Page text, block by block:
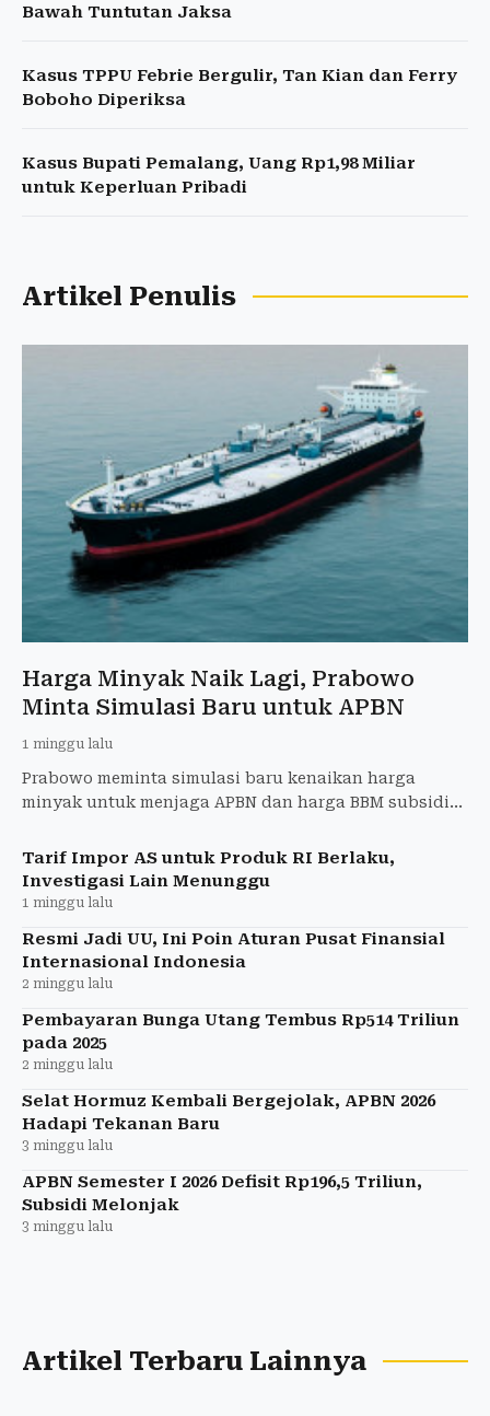
Bawah Tuntutan Jaksa
Kasus TPPU Febrie Bergulir, Tan Kian dan Ferry
Boboho Diperiksa
Kasus Bupati Pemalang, Uang Rp1,98 Miliar
untuk Keperluan Pribadi
Artikel Penulis
Harga Minyak Naik Lagi, Prabowo
Minta Simulasi Baru untuk APBN
1 minggu lalu
Prabowo meminta simulasi baru kenaikan harga
minyak untuk menjaga APBN dan harga BBM subsidi
Tarif Impor AS untuk Produk RI Berlaku,
Investigasi Lain Menunggu
1 minggu lalu
Resmi Jadi UU, Ini Poin Aturan Pusat Finansial
Internasional Indonesia
2 minggu lalu
Pembayaran Bunga Utang Tembus Rp514 Triliun
pada 2025
2 minggu lalu
Selat Hormuz Kembali Bergejolak, APBN 2026
Hadapi Tekanan Baru
3 minggu lalu
APBN Semester I 2026 Defisit Rp196,5 Triliun,
Subsidi Melonjak
3 minggu lalu
Artikel Terbaru Lainnya